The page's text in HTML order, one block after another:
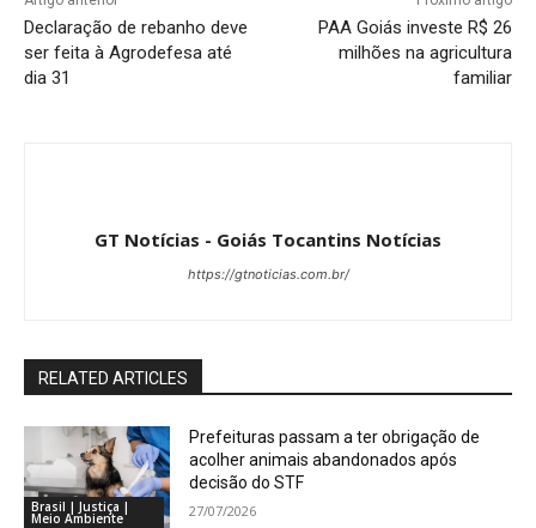
Declaração de rebanho deve
ser feita à Agrodefesa até
dia 31
PAA Goiás investe R$ 26
milhões na agricultura
familiar
GT Notícias - Goiás Tocantins Notícias
https://gtnoticias.com.br/
RELATED ARTICLES
Brasil | Justiça |
Meio Ambiente
Prefeituras passam a ter obrigação de
acolher animais abandonados após
decisão do STF
27/07/2026